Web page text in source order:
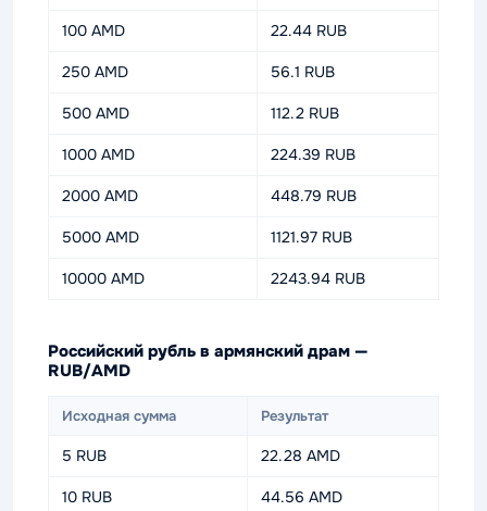
100 AMD 22.44 RUB
250 AMD 56.1 RUB
500 AMD 112.2 RUB
1000 AMD 224.39 RUB
2000 AMD 448.79 RUB
5000 AMD 1121.97 RUB
10000 AMD 2243.94 RUB
Российский рубль в армянский драм —
RUB/AMD
Исходная сумма Результат
5 RUB 22.28 AMD
10 RUB 44.56 AMD